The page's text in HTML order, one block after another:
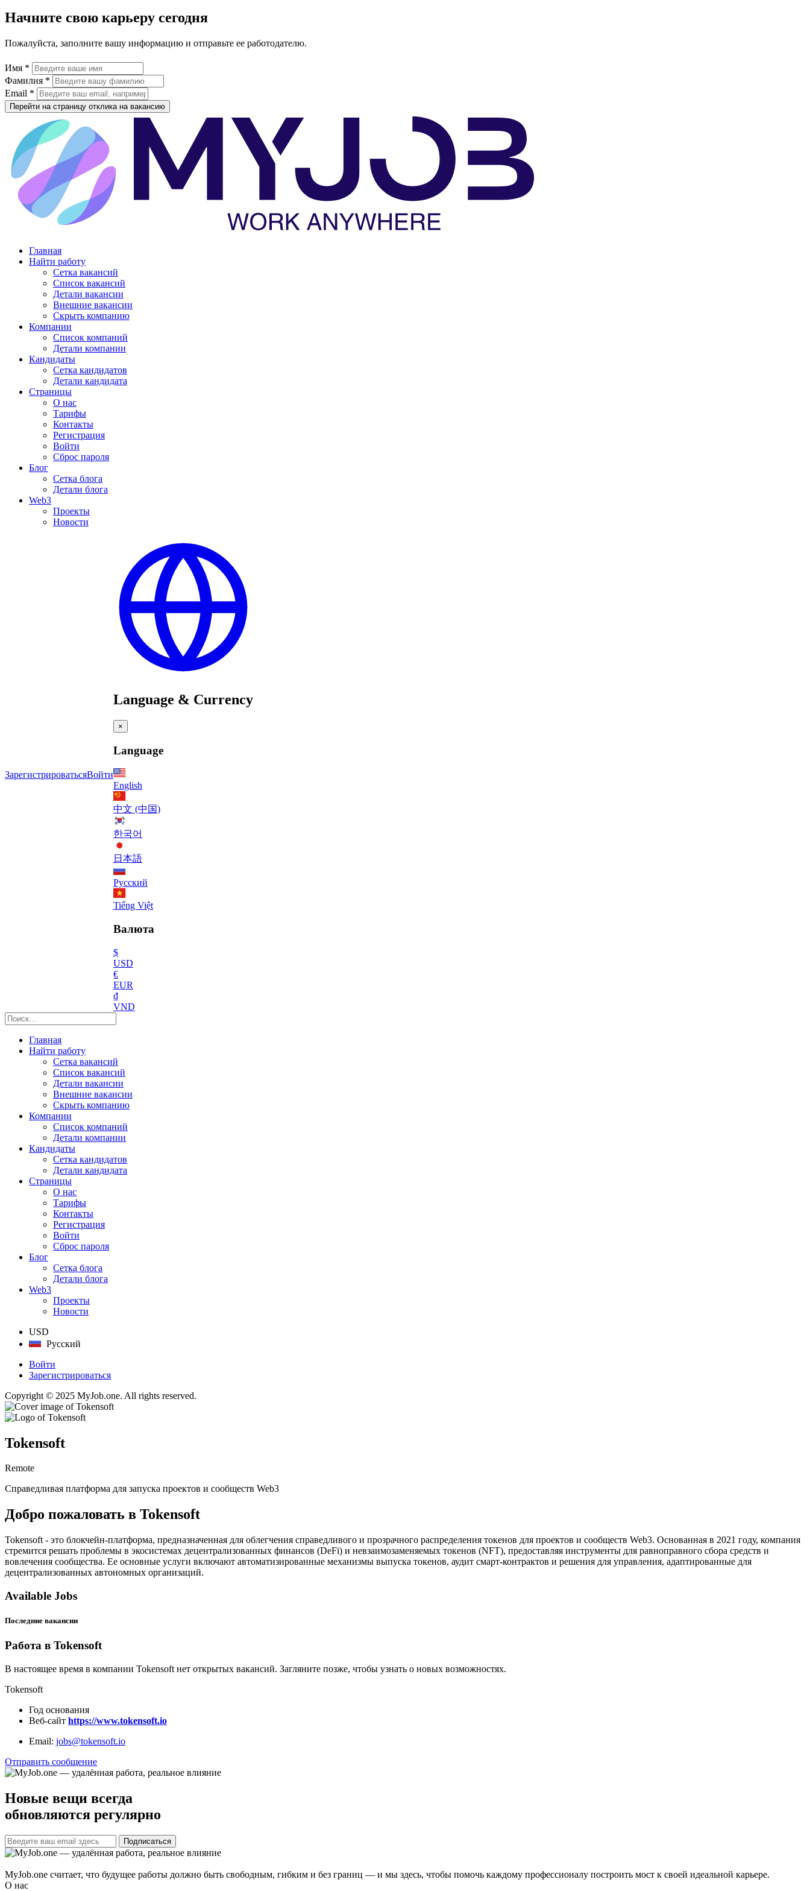
Начните свою карьеру сегодня
Пожалуйста, заполните вашу информацию и отправьте ее работодателю.
Имя *
Фамилия *
Email *
Перейти на страницу отклика на вакансию
Главная
Найти работу
Сетка вакансий
Список вакансий
Детали вакансии
Внешние вакансии
Скрыть компанию
Компании
Список компаний
Детали компании
Кандидаты
Сетка кандидатов
Детали кандидата
Страницы
О нас
Тарифы
Контакты
Регистрация
Войти
Сброс пароля
Блог
Сетка блога
Детали блога
Web3
Проекты
Новости
ЗарегистрироватьсяВойти
Language & Currency
×
Language
English
中文 (中国)
한국어
日本語
Русский
Tiếng Việt
Валюта
$
USD
€
EUR
₫
VND
Главная
Найти работу
Сетка вакансий
Список вакансий
Детали вакансии
Внешние вакансии
Скрыть компанию
Компании
Список компаний
Детали компании
Кандидаты
Сетка кандидатов
Детали кандидата
Страницы
О нас
Тарифы
Контакты
Регистрация
Войти
Сброс пароля
Блог
Сетка блога
Детали блога
Web3
Проекты
Новости
USD
Русский
Войти
Зарегистрироваться
Copyright © 2025 MyJob.one. All rights reserved.
Tokensoft
Remote
Справедливая платформа для запуска проектов и сообществ Web3
Добро пожаловать в Tokensoft
Tokensoft - это блокчейн-платформа, предназначенная для облегчения справедливого и прозрачного распределения токенов для проектов и сообществ Web3. Основанная в 2021 году, компания
стремится решать проблемы в экосистемах децентрализованных финансов (DeFi) и невзаимозаменяемых токенов (NFT), предоставляя инструменты для равноправного сбора средств и
вовлечения сообщества. Ее основные услуги включают автоматизированные механизмы выпуска токенов, аудит смарт-контрактов и решения для управления, адаптированные для
децентрализованных автономных организаций.
Available Jobs
Последние вакансии
Работа в Tokensoft
В настоящее время в компании Tokensoft нет открытых вакансий. Загляните позже, чтобы узнать о новых возможностях.
Tokensoft
Год основания
Веб-сайт https://www.tokensoft.io
Email: jobs@tokensoft.io
Отправить сообщение
Новые вещи всегда
обновляются регулярно
Подписаться
MyJob.one считает, что будущее работы должно быть свободным, гибким и без границ — и мы здесь, чтобы помочь каждому профессионалу построить мост к своей идеальной карьере.
О нас